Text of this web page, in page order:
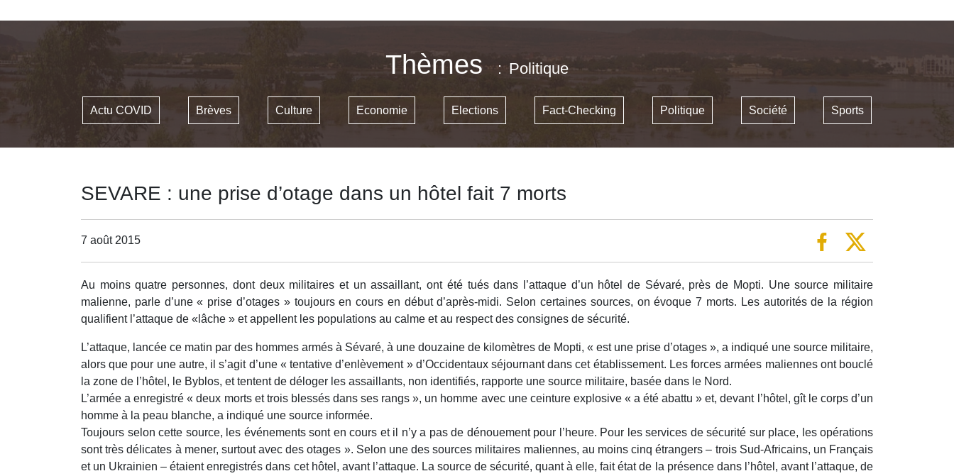
Thèmes Politique
Actu COVID Brèves Culture Economie Elections Fact-Checking Politique Société Sports
SEVARE : une prise d’otage dans un hôtel fait 7 morts
7 août 2015
Au moins quatre personnes, dont deux militaires et un assaillant, ont été tués dans l’attaque d’un hôtel de Sévaré, près de Mopti. Une source militaire
malienne, parle d’une « prise d’otages » toujours en cours en début d’après-midi. Selon certaines sources, on évoque 7 morts. Les autorités de la région
qualifient l’attaque de «lâche » et appellent les populations au calme et au respect des consignes de sécurité.
L’attaque, lancée ce matin par des hommes armés à Sévaré, à une douzaine de kilomètres de Mopti, « est une prise d’otages », a indiqué une source militaire,
alors que pour une autre, il s’agit d’une « tentative d’enlèvement » d’Occidentaux séjournant dans cet établissement. Les forces armées maliennes ont bouclé
la zone de l’hôtel, le Byblos, et tentent de déloger les assaillants, non identifiés, rapporte une source militaire, basée dans le Nord.
L’armée a enregistré « deux morts et trois blessés dans ses rangs », un homme avec une ceinture explosive « a été abattu » et, devant l’hôtel, gît le corps d’un
homme à la peau blanche, a indiqué une source informée.
Toujours selon cette source, les événements sont en cours et il n’y a pas de dénouement pour l’heure. Pour les services de sécurité sur place, les opérations
sont très délicates à mener, surtout avec des otages ». Selon une des sources militaires maliennes, au moins cinq étrangers – trois Sud-Africains, un Français
et un Ukrainien – étaient enregistrés dans cet hôtel, avant l’attaque. La source de sécurité, quant à elle, fait état de la présence dans l’hôtel, avant l’attaque, de